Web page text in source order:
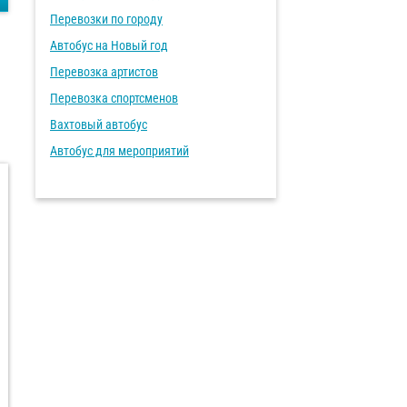
Перевозки по городу
Автобус на Новый год
Перевозка артистов
Перевозка спортсменов
Вахтовый автобус
Автобус для мероприятий